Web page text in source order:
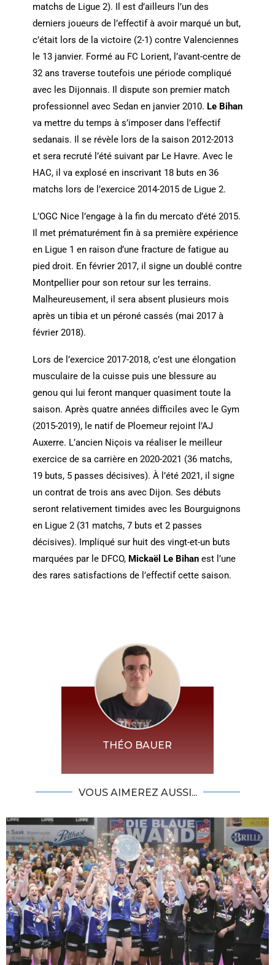
matchs de Ligue 2). Il est d’ailleurs l’un des
derniers joueurs de l’effectif à avoir marqué un but,
c’était lors de la victoire (2-1) contre Valenciennes
le 13 janvier. Formé au FC Lorient, l’avant-centre de
32 ans traverse toutefois une période compliqué
avec les Dijonnais. Il dispute son premier match
professionnel avec Sedan en janvier 2010. Le Bihan
va mettre du temps à s’imposer dans l’effectif
sedanais. Il se révèle lors de la saison 2012-2013
et sera recruté l’été suivant par Le Havre. Avec le
HAC, il va explosé en inscrivant 18 buts en 36
matchs lors de l’exercice 2014-2015 de Ligue 2.
L’OGC Nice l’engage à la fin du mercato d’été 2015.
Il met prématurément fin à sa première expérience
en Ligue 1 en raison d’une fracture de fatigue au
pied droit. En février 2017, il signe un doublé contre
Montpellier pour son retour sur les terrains.
Malheureusement, il sera absent plusieurs mois
après un tibia et un péroné cassés (mai 2017 à
février 2018).
Lors de l’exercice 2017-2018, c’est une élongation
musculaire de la cuisse puis une blessure au
genou qui lui feront manquer quasiment toute la
saison. Après quatre années difficiles avec le Gym
(2015-2019), le natif de Ploemeur rejoint l’AJ
Auxerre. L’ancien Niçois va réaliser le meilleur
exercice de sa carrière en 2020-2021 (36 matchs,
19 buts, 5 passes décisives). À l’été 2021, il signe
un contrat de trois ans avec Dijon. Ses débuts
seront relativement timides avec les Bourguignons
en Ligue 2 (31 matchs, 7 buts et 2 passes
décisives). Impliqué sur huit des vingt-et-un buts
marquées par le DFCO, Mickaël Le Bihanest l’une
des rares satisfactions de l’effectif cette saison.
THÉO BAUER
VOUS AIMEREZ AUSSI...